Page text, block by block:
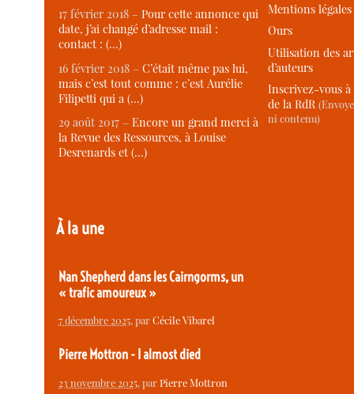
17 février 2018 –Pour cette annonce qui
date, j’ai changé d’adresse mail :
contact : (…)
16 février 2018 –C’était même pas lui,
mais c’est tout comme : c’est Aurélie
Filipetti qui a (…)
29 août 2017 –Encore un grand merci à
la Revue des Ressources, à Louise
Desrenards et (…)
À la une
Nan Shepherd dans les Cairngorms, un
« trafic amoureux »
7 décembre 2025, parCécile Vibarel
Pierre Mottron - I almost died
23 novembre 2025, parPierre Mottron
Mentions légales
Ours
Utilisation des
d’auteurs
Inscrivez-vous
de la RdR
ni contenu)